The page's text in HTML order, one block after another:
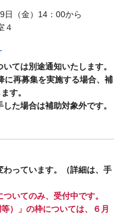
日（金）14：00から
４
ては別途通知いたします。
再募集を実施する場合、補
す。
た場合は補助対象外です。
っています。（詳細は、手
いてのみ、受付中です。
）」の枠については、６月